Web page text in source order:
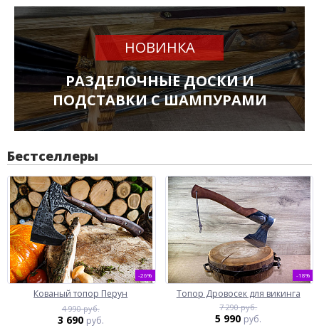
НОВИНКА
РАЗДЕЛОЧНЫЕ ДОСКИ И
ПОДСТАВКИ С ШАМПУРАМИ
Бестселлеры
-26%
Кованый топор Перун
4 990 руб.
3 690 руб.
-18%
Топор Дровосек для викинга
7 290 руб.
5 990 руб.